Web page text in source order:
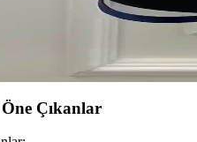
Duvak Setleri
setleri arasında karşılaştırma
Çıkanlar